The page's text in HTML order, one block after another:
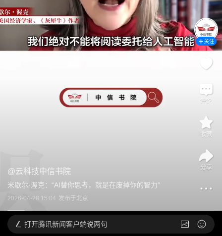
@云科技中信书院
米歇尔·渥克：“AI替你思考，就是在废掉你的智力”
2026-04-28 15:04 发布于北京
关注
评论
收藏
分享
打开腾讯新闻客户端说两句